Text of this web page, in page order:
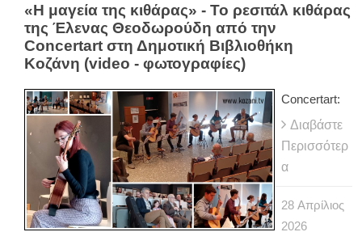
«Η μαγεία της κιθάρας» - Το ρεσιτάλ κιθάρας
της Έλενας Θεοδωρούδη από την
Concertart στη Δημοτική Βιβλιοθήκη
Κοζάνη (video - φωτογραφίες)
Concertart:
Διαβάστε
Περισσότερ
α
28 Απρίλιος
2026